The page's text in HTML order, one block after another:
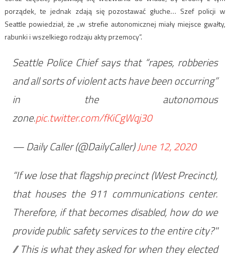
porządek, te jednak zdają się pozostawać głuche… Szef policji w
Seattle powiedział, że „w strefie autonomicznej miały miejsce gwałty,
rabunki i wszelkiego rodzaju akty przemocy”.
Seattle Police Chief says that “rapes, robberies
and all sorts of violent acts have been occurring”
in the autonomous
zone.pic.twitter.com/fKiCgWqj30
— Daily Caller (@DailyCaller)June 12, 2020
“If we lose that flagship precinct (West Precinct),
that houses the 911 communications center.
Therefore, if that becomes disabled, how do we
provide public safety services to the entire city?"
// This is what they asked for when they elected